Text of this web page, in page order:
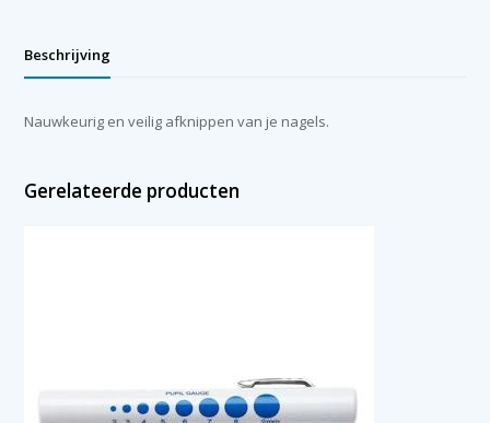
Beschrijving
Nauwkeurig en veilig afknippen van je nagels.
Gerelateerde producten